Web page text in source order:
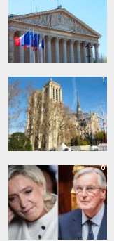
1
0